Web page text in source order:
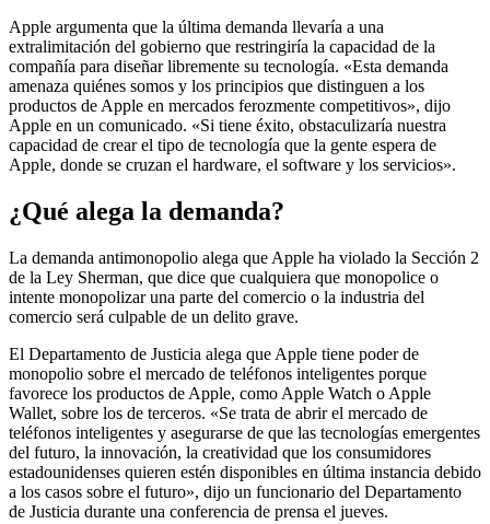
Apple argumenta que la última demanda llevaría a una
extralimitación del gobierno que restringiría la capacidad de la
compañía para diseñar libremente su tecnología. «Esta demanda
amenaza quiénes somos y los principios que distinguen a los
productos de Apple en mercados ferozmente competitivos», dijo
Apple en un comunicado. «Si tiene éxito, obstaculizaría nuestra
capacidad de crear el tipo de tecnología que la gente espera de
Apple, donde se cruzan el hardware, el software y los servicios».
¿Qué alega la demanda?
La demanda antimonopolio alega que Apple ha violado la Sección 2
de la Ley Sherman, que dice que cualquiera que monopolice o
intente monopolizar una parte del comercio o la industria del
comercio será culpable de un delito grave.
El Departamento de Justicia alega que Apple tiene poder de
monopolio sobre el mercado de teléfonos inteligentes porque
favorece los productos de Apple, como Apple Watch o Apple
Wallet, sobre los de terceros. «Se trata de abrir el mercado de
teléfonos inteligentes y asegurarse de que las tecnologías emergentes
del futuro, la innovación, la creatividad que los consumidores
estadounidenses quieren estén disponibles en última instancia debido
a los casos sobre el futuro», dijo un funcionario del Departamento
de Justicia durante una conferencia de prensa el jueves.